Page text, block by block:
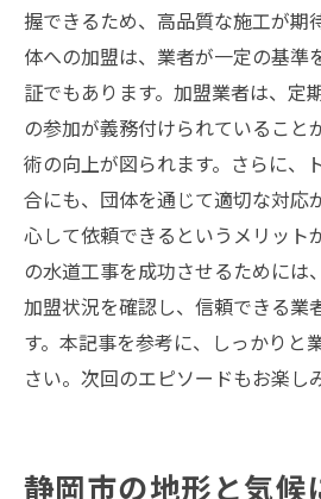
握できるため、高品質な施工が期
体への加盟は、業者が一定の基準
証でもあります。加盟業者は、定
の参加が義務付けられていること
術の向上が図られます。さらに、
合にも、団体を通じて適切な対応
心して依頼できるというメリット
の水道工事を成功させるためには
加盟状況を確認し、信頼できる業
す。本記事を参考に、しっかりと
さい。次回のエピソードもお楽し
静岡市の地形と気候